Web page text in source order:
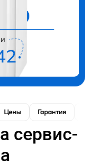
Цены Гарантия
сервис-